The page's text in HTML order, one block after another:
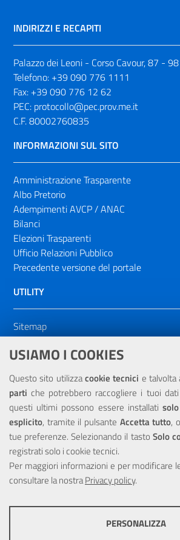
USIAMO I COOKIES
Questo sito utilizzacookie tecnici e
parti che potrebbero raccogliere i tuoi
questi ultimi possono essere installati
esplicito, tramite il pulsante Accetta tutto,
tue preferenze. Selezionando il tasto Solo
registrati solo i cookie tecnici.
Per maggiori informazioni e per modificare
consultare la nostraPrivacy policy.
PERSONALIZZA
INDIRIZZI E RECAPITI
Palazzo dei Leoni - Corso Cavour, 87 -
Telefono: +39 090 776 1111
Fax: +39 090 776 12 62
PEC: protocollo@pec.prov.me.it
C.F. 80002760835
INFORMAZIONI SUL SITO
Amministrazione Trasparente
Albo Pretorio
Adempimenti AVCP / ANAC
Bilanci
Elezioni Trasparenti
Ufficio Relazioni Pubblico
Precedente versione del portale
UTILITY
Sitemap
Dichiarazione di accessibilità
NOTE LEGALI
Privacy
Portale realizzato con la partecipazione
Europea tramite i fondi del POR Sicilia